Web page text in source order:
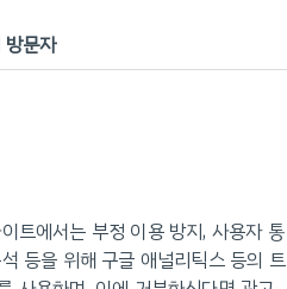
방문자
트에서는 부정 이용 방지, 사용자 통
등을 위해 구글 애널리틱스 등의 트